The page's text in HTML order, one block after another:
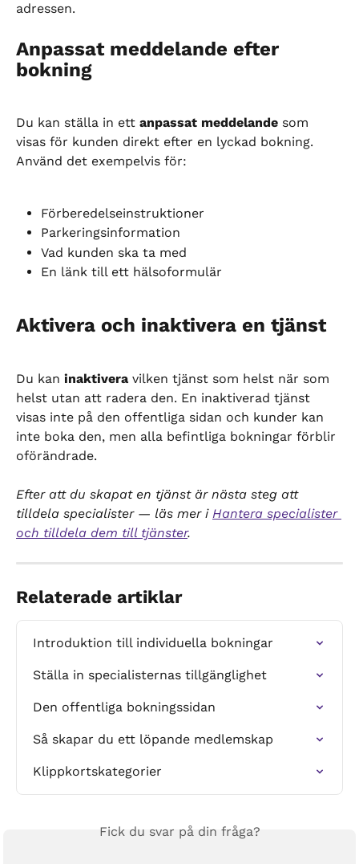
adressen.
Anpassat meddelande efter
bokning
Du kan ställa in ett anpassat meddelande som
visas för kunden direkt efter en lyckad bokning.
Använd det exempelvis för:
Förberedelseinstruktioner
Parkeringsinformation
Vad kunden ska ta med
En länk till ett hälsoformulär
Aktivera och inaktivera en tjänst
Du kan inaktivera vilken tjänst som helst när som
helst utan att radera den. En inaktiverad tjänst
visas inte på den offentliga sidan och kunder kan
inte boka den, men alla befintliga bokningar förblir
oförändrade.
Efter att du skapat en tjänst är nästa steg att
tilldela specialister — läs mer i Hantera specialister
och tilldela dem till tjänster.
Relaterade artiklar
Introduktion till individuella bokningar
Ställa in specialisternas tillgänglighet
Den offentliga bokningssidan
Så skapar du ett löpande medlemskap
Klippkortskategorier
Fick du svar på din fråga?